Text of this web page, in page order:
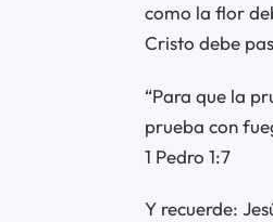
como la flor
Cristo debe
“Para que la
prueba con
1 Pedro 1:7
Y recuerde: